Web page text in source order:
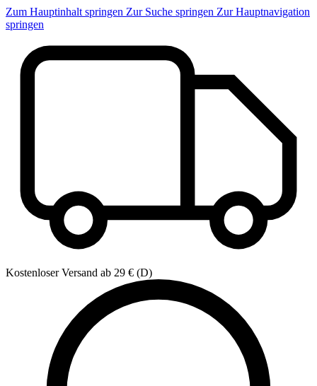
Zum Hauptinhalt springen Zur Suche springen Zur Hauptnavigation
springen
Kostenloser Versand ab 29 € (D)